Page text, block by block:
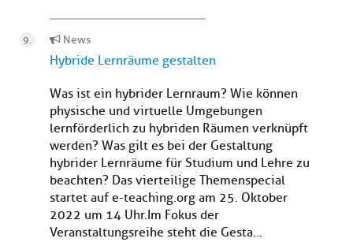
News
Hybride Lernräume gestalten
Was ist ein hybrider Lernraum? Wie können
physische und virtuelle Umgebungen
lernförderlich zu hybriden Räumen verknüpft
werden? Was gilt es bei der Gestaltung
hybrider Lernräume für Studium und Lehre zu
beachten? Das vierteilige Themenspecial
startet auf e-teaching.org am 25. Oktober
2022 um 14 Uhr.Im Fokus der
Veranstaltungsreihe steht die Gesta...